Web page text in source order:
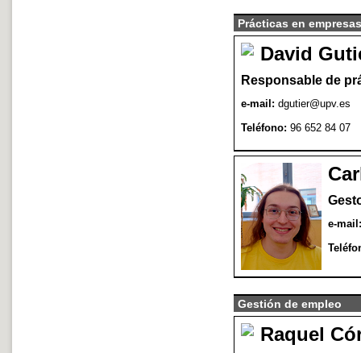
Prácticas en
David
Responsable de
e-mail: dgutier@upv.es
Teléfono: 96 652 84 07
e-
Gestión de empleo
Raquel